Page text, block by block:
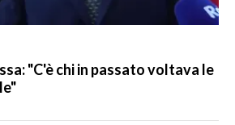
"C'è chi in passato voltava le